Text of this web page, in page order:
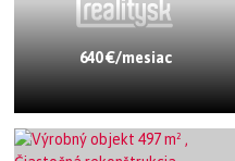
640 €/mesiac